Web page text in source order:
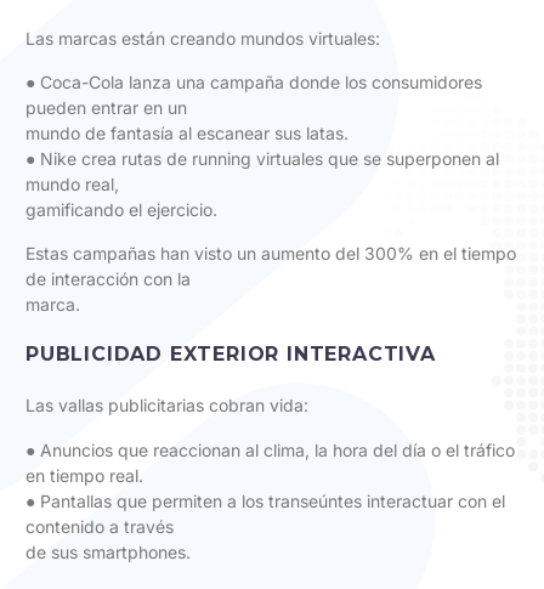
Las marcas están creando mundos virtuales:
● Coca-Cola lanza una campaña donde los consumidores
pueden entrar en un
mundo de fantasía al escanear sus latas.
● Nike crea rutas de running virtuales que se superponen al
mundo real,
gamificando el ejercicio.
Estas campañas han visto un aumento del 300% en el tiempo
de interacción con la
marca.
PUBLICIDAD EXTERIOR INTERACTIVA
Las vallas publicitarias cobran vida:
● Anuncios que reaccionan al clima, la hora del día o el tráfico
en tiempo real.
● Pantallas que permiten a los transeúntes interactuar con el
contenido a través
de sus smartphones.